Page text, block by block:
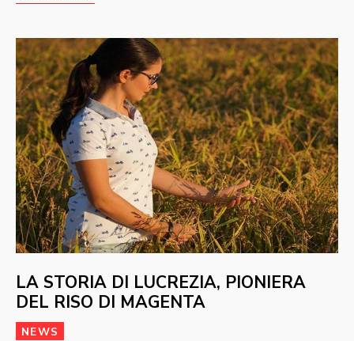
LA STORIA DI LUCREZIA, PIONIERA
DEL RISO DI MAGENTA
NEWS